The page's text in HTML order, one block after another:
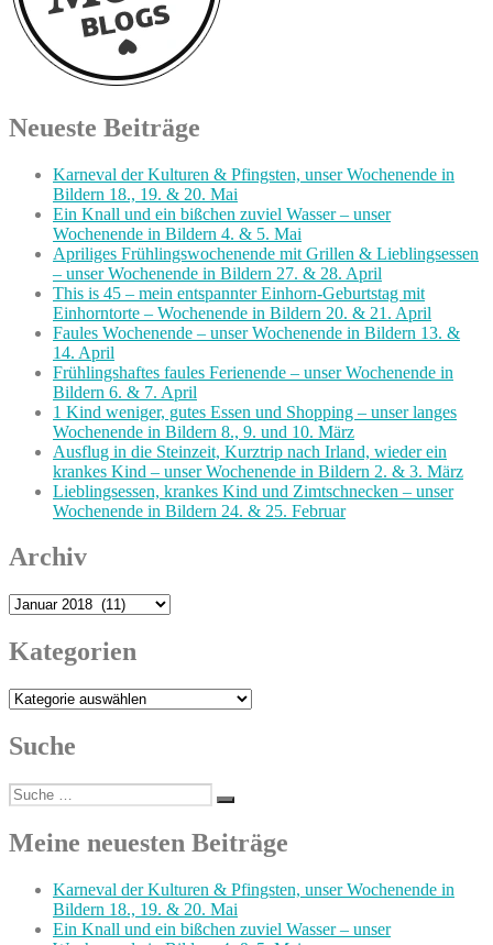
Neueste Beiträge
Karneval der Kulturen & Pfingsten, unser Wochenende in
Bildern 18., 19. & 20. Mai
Ein Knall und ein bißchen zuviel Wasser – unser
Wochenende in Bildern 4. & 5. Mai
Apriliges Frühlingswochenende mit Grillen & Lieblingsessen
– unser Wochenende in Bildern 27. & 28. April
This is 45 – mein entspannter Einhorn-Geburtstag mit
Einhorntorte – Wochenende in Bildern 20. & 21. April
Faules Wochenende – unser Wochenende in Bildern 13. &
14. April
Frühlingshaftes faules Ferienende – unser Wochenende in
Bildern 6. & 7. April
1 Kind weniger, gutes Essen und Shopping – unser langes
Wochenende in Bildern 8., 9. und 10. März
Ausflug in die Steinzeit, Kurztrip nach Irland, wieder ein
krankes Kind – unser Wochenende in Bildern 2. & 3. März
Lieblingsessen, krankes Kind und Zimtschnecken – unser
Wochenende in Bildern 24. & 25. Februar
Archiv
Archiv
Kategorien
Kategorien
Suche
Suche
nach:
Suchen
Meine neuesten Beiträge
Karneval der Kulturen & Pfingsten, unser Wochenende in
Bildern 18., 19. & 20. Mai
Ein Knall und ein bißchen zuviel Wasser – unser